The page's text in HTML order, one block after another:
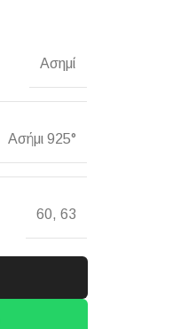
Ασημί
Ασήμι 925°
60, 63